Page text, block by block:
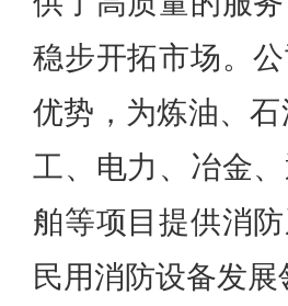
稳步开拓市场。
优势，为炼油、
工、电力、冶金
舶等项目提供消
民用消防设备发展